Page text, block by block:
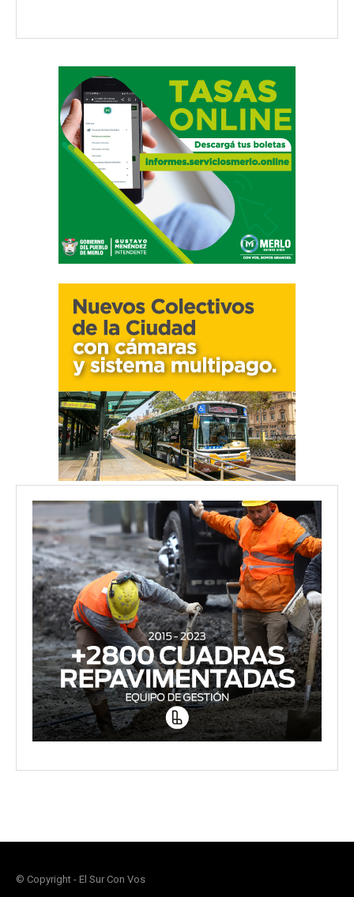
© Copyright - El Sur Con Vos